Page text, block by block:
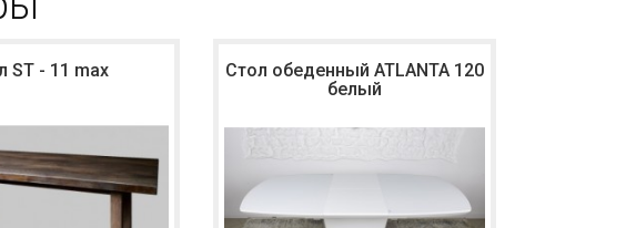
ST - 11 max
Стол обеденный ATLANTA 120
белый